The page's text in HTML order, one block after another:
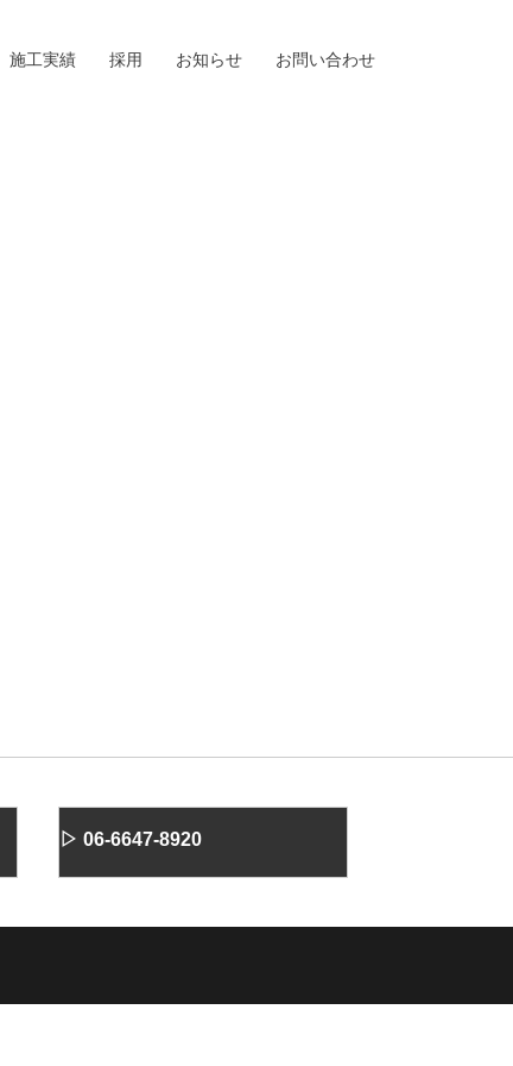
施工実績 採用 お知らせ お問い合わせ
▷ 06-6647-8920